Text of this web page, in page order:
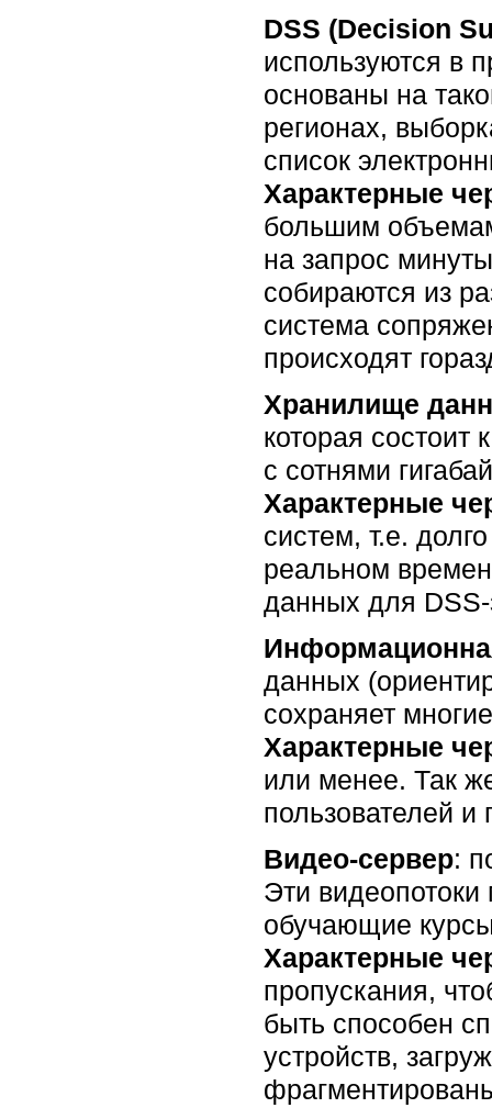
DSS (Decision
используются в
основаны на
регионах,
список
Характерные
большим
на запрос
собираются из
система
происходят
Хранилище
которая состоит
с сотнями
Характерные
систем, т.е.
реальном
данных для
данных
сохраняет
Характерные
или менее. Так
пользователей
Видео-сервер:
Эти видеопотоки
обучающие
Характерные
пропускания,
быть способен
устройств,